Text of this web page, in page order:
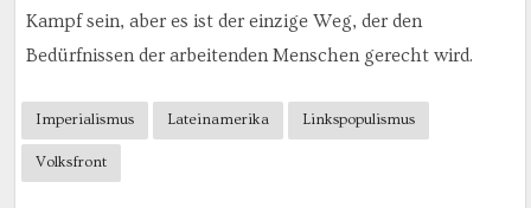
Kampf sein, aber es ist der einzige Weg, der den
Bedürfnissen der arbeitenden Menschen gerecht wird.
Imperialismus Lateinamerika Linkspopulismus
Volksfront